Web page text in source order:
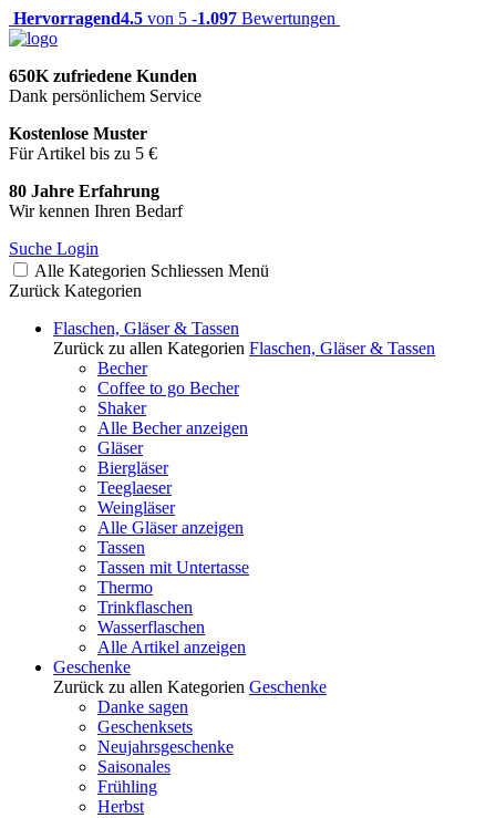
Hervorragend4.5 von 5 -1.097 Bewertungen
650K zufriedene Kunden
Dank persönlichem Service
Kostenlose Muster
Für Artikel bis zu 5 €
80 Jahre Erfahrung
Wir kennen Ihren Bedarf
Suche Login
Alle Kategorien Schliessen Menü
Zurück Kategorien
Flaschen, Gläser & Tassen
Zurück zu allen Kategorien Flaschen, Gläser & Tassen
Becher
Coffee to go Becher
Shaker
Alle Becher anzeigen
Gläser
Biergläser
Teeglaeser
Weingläser
Alle Gläser anzeigen
Tassen
Tassen mit Untertasse
Thermo
Trinkflaschen
Wasserflaschen
Alle Artikel anzeigen
Geschenke
Zurück zu allen Kategorien Geschenke
Danke sagen
Geschenksets
Neujahrsgeschenke
Saisonales
Frühling
Herbst